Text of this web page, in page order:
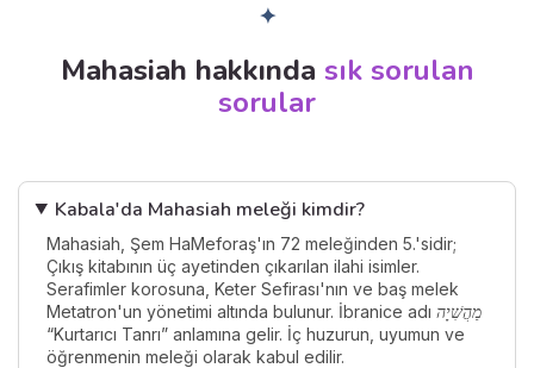
✦
Mahasiah hakkında sık sorulan
sorular
Kabala'da Mahasiah meleği kimdir?
Mahasiah, Şem HaMeforaş'ın 72 meleğinden 5.'sidir;
Çıkış kitabının üç ayetinden çıkarılan ilahi isimler.
Serafimler korosuna, Keter Sefirası'nın ve baş melek
Metatron'un yönetimi altında bulunur. İbranice adı מַהֲשִׁיָה
“Kurtarıcı Tanrı” anlamına gelir. İç huzurun, uyumun ve
öğrenmenin meleği olarak kabul edilir.